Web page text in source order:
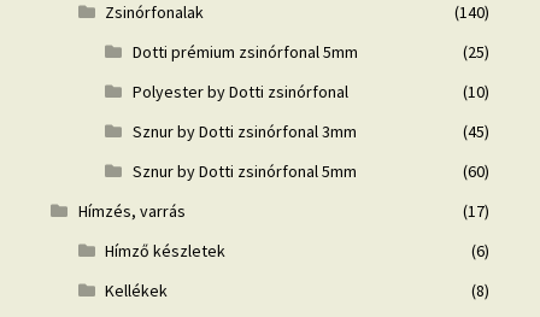
Zsinórfonalak
(140)
Dotti prémium zsinórfonal 5mm
(25)
Polyester by Dotti zsinórfonal
(10)
Sznur by Dotti zsinórfonal 3mm
(45)
Sznur by Dotti zsinórfonal 5mm
(60)
Hímzés, varrás
(17)
Hímző készletek
(6)
Kellékek
(8)